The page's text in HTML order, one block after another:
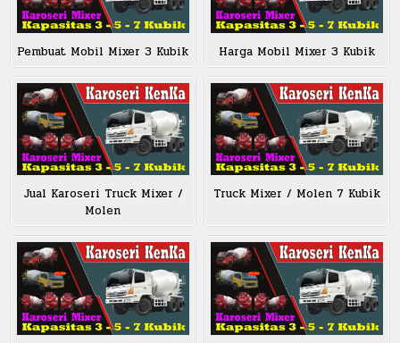
Pembuat Mobil Mixer 3 Kubik Harga Mobil Mixer 3 Kubik
Jual Karoseri Truck Mixer /
Molen
Truck Mixer / Molen 7 Kubik